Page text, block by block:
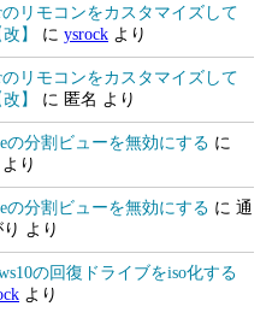
のリモコンをカスタマイズして
】
に ysrock より
のリモコンをカスタマイズして
】
に 匿名 より
の分割ビューを無効にする に
より
の分割ビューを無効にする に 通
より
の回復ドライブをiso化する
より